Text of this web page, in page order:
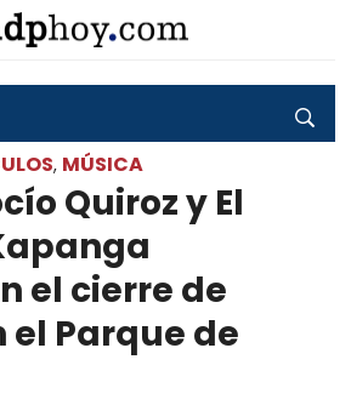
, MÚSICA
Quiroz y El
el cierre de
el Parque de